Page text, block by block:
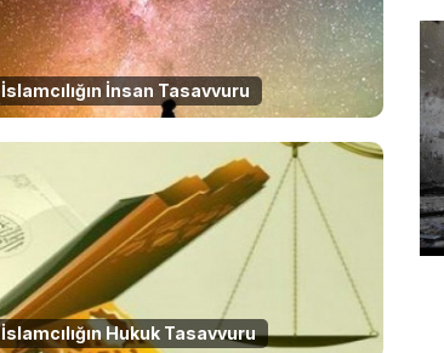
İslamcılığın İnsan Tasavvuru
İslamcılığın Hukuk Tasavvuru